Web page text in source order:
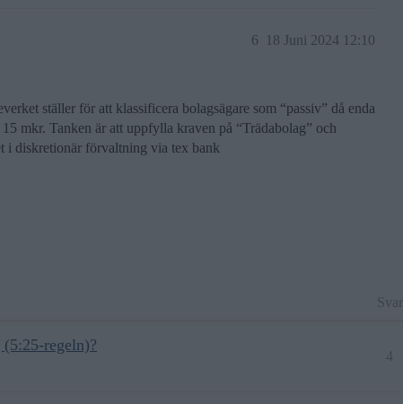
18 Juni 2024 12:10
6
ställer för att klassificera bolagsägare som “passiv” då enda
mkr. Tanken är att uppfylla kraven på “Trädabolag” och
i diskretionär förvaltning via tex bank
Svar
regeln)?
4